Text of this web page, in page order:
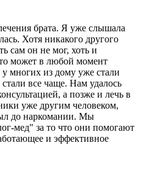
брата. Я уже слышала
Хотя никакого другого
сам он не мог, хоть и
может в любой момент
у многих из дому уже стали
все чаще. Нам удалось
а позже и лечь в
уже другим человеком,
до наркомании. Мы
мед" за то что они помогают
и эффективное